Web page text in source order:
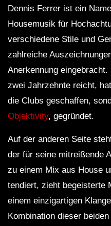
Dennis Ferrer ist ein
Housemusik für
verschiedene Stile und
zahlreiche
Anerkennung
zwei Jahrzehnte reicht,
die Clubs geschaffen,
Objektivity, gegründet.
Auf der anderen Seite
der für seine mitreißende
zu einem Mix aus House
tendiert, zieht begeisterte
einem einzigartigen
Kombination dieser